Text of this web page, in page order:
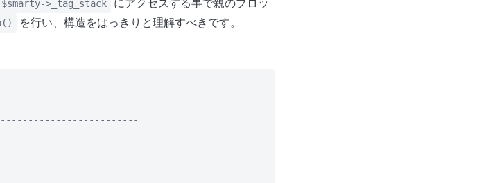
$smarty->_tag_stack
にアクセスする事で親のブロッ
を行い、構造をはっきりと理解すべきです。